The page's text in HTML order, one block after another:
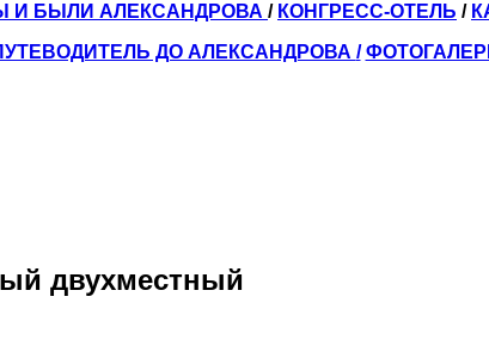
И БЫЛИ АЛЕКСАНДРОВА / КОНГРЕСС-ОТЕЛЬ /
ДО АЛЕКСАНДРОВА /
двухместный